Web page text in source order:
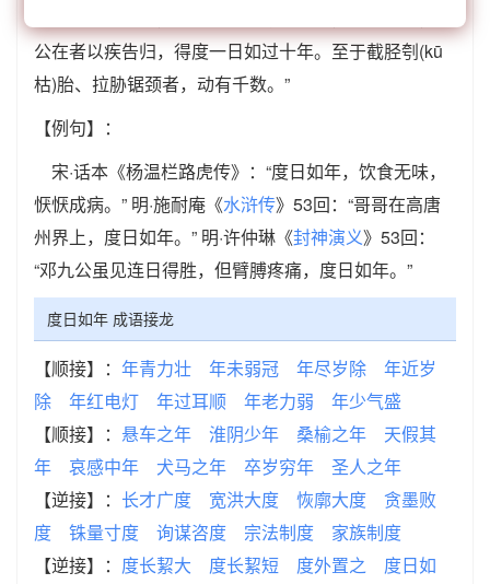
公在者以疾告归，得度一日如过十年。至于截胫刳(kū
枯)胎、拉胁锯颈者，动有千数。”
【例句】：
宋·话本《杨温栏路虎传》：“度日如年，饮食无味，
恹恹成病。” 明·施耐庵《水浒传》53回：“哥哥在高唐
州界上，度日如年。” 明·许仲琳《封神演义》53回：
“邓九公虽见连日得胜，但臂膊疼痛，度日如年。”
度日如年 成语接龙
【顺接】： 年青力壮 年未弱冠 年尽岁除
年近岁
除
年红电灯 年过耳顺 年老力弱
年少气盛
【顺接】： 悬车之年 淮阴少年 桑榆之年
天假其
年
哀感中年 犬马之年 卒岁穷年
圣人之年
【逆接】： 长才广度 宽洪大度 恢廓大度
贪墨败
度
铢量寸度 询谋咨度 宗法制度
家族制度
【逆接】： 度长絜大 度长絜短 度外置之
度日如